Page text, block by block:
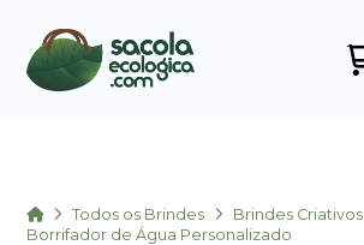
HomeTodos os Brindes
Brindes Criativos
Borrifador de Água Personalizado